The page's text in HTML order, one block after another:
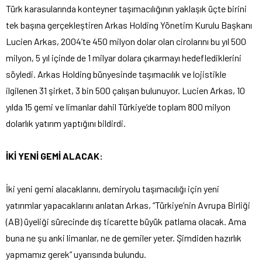
Türk karasularında konteyner taşımacılığının yaklaşık üçte birini
tek başına gerçekleştiren Arkas Holding Yönetim Kurulu Başkanı
Lucien Arkas, 2004’te 450 milyon dolar olan cirolarını bu yıl 500
milyon, 5 yıl içinde de 1 milyar dolara çıkarmayı hedeflediklerini
söyledi. Arkas Holding bünyesinde taşımacılık ve lojistikle
ilgilenen 31 şirket, 3 bin 500 çalışan bulunuyor. Lucien Arkas, 10
yılda 15 gemi ve limanlar dahil Türkiye’de toplam 800 milyon
dolarlık yatırım yaptığını bildirdi.
İKİ YENİ GEMİ ALACAK:
İki yeni gemi alacaklarını, demiryolu taşımacılığı için yeni
yatırımlar yapacaklarını anlatan Arkas, “Türkiye’nin Avrupa Birliği
(AB) üyeliği sürecinde dış ticarette büyük patlama olacak. Ama
buna ne şu anki limanlar, ne de gemiler yeter. Şimdiden hazırlık
yapmamız gerek” uyarısında bulundu.